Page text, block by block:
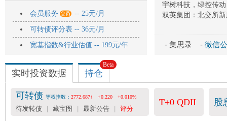
会员服务  -- 25元/月
可转债评分表 -- 36元/月
宽基指数&行业估值 -- 199元/年
宇树科技，绿控传
双英集团：北交所
- 集思录 - 微信
实时投资数据 持仓
Beta
可转债 等权指数： 2772.687↑ +0.220 +0.010%
待发转债 藏宝图 最新公告 评分
T+0 QDII 股